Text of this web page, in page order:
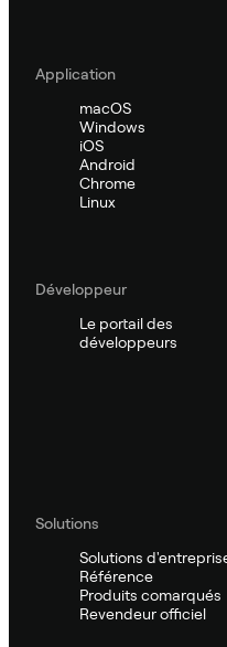
Application
macOS
Windows
iOS
Android
Chrome
Linux
Développeur
Le portail des
développeurs
Solutions
Solutions
Référence
Produits comarqués
Revendeur officiel